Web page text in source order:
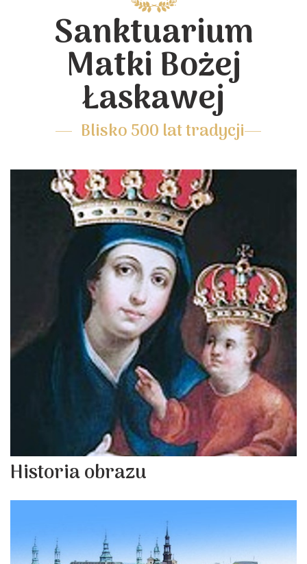
Sanktuarium
Matki Bożej
Łaskawej
Blisko 500 lat tradycji
Historia obrazu